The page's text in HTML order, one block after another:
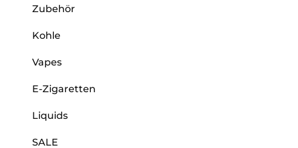
Zubehör
Kohle
Vapes
E-Zigaretten
Liquids
SALE